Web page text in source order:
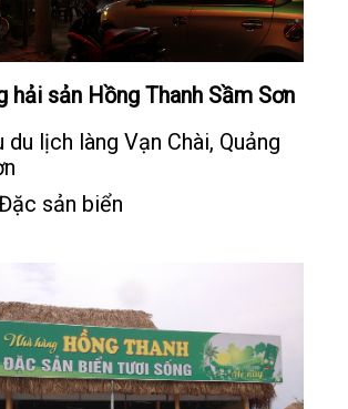
hải sản Hồng Thanh Sầm Sơn
du lịch làng Vạn Chài, Quảng
sản biển